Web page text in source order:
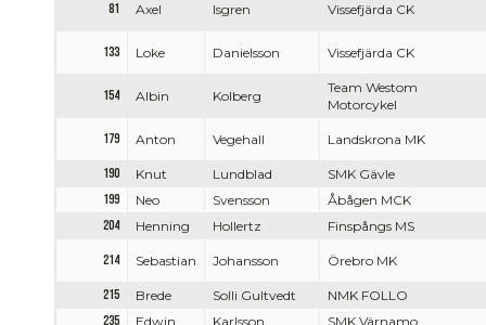
81 Axel Isgren Vissefjärda CK
133 Loke Danielsson Vissefjärda CK
154 Albin Kolberg
Team Westom
Motorcykel
179 Anton Vegehall Landskrona MK
190 Knut Lundblad
SMK Gävle
199
Neo Svensson
Åbågen MCK
204
Henning Hollertz Finspångs MS
214 Sebastian Johansson Örebro MK
215 Brede Solli Gultvedt
NMK FOLLO
235
Edwin Karlsson SMK Värnamo